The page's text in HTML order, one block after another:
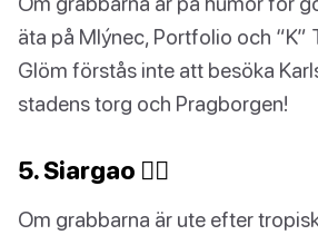
äta på Mlýnec, Portfolio och “K”
Glöm förstås inte att besöka
stadens torg och Pragborgen!
5. Siargao 🏄‍♀️
Om grabbarna är ute efter